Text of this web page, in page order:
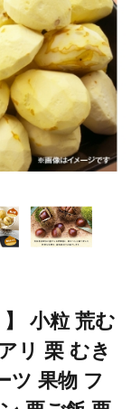
】 小粒 荒む
リ 栗 むき
ツ 果物 フ